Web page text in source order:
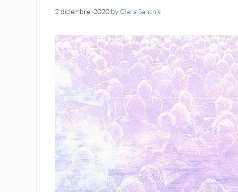
2 diciembre, 2020 by Clara Sanchís